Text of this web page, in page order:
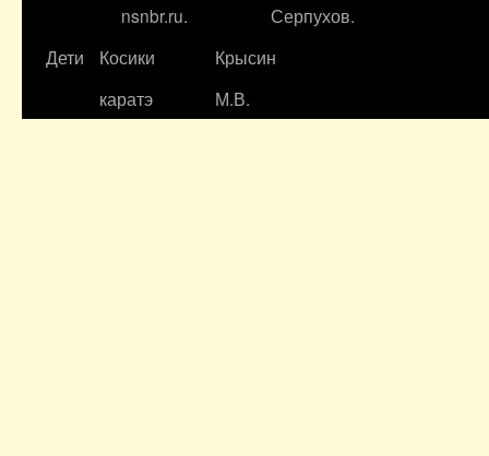
nsnbr.ru.
Серпухов.
Дети
Косики
каратэ
Крысин
М.В.